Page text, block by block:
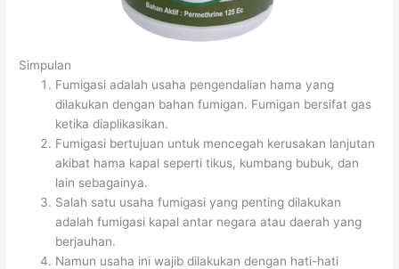
Simpulan
Fumigasi adalah usaha pengendalian hama yang
dilakukan dengan bahan fumigan. Fumigan bersifat gas
ketika diaplikasikan.
Fumigasi bertujuan untuk mencegah kerusakan lanjutan
akibat hama kapal seperti tikus, kumbang bubuk, dan
lain sebagainya.
Salah satu usaha fumigasi yang penting dilakukan
adalah fumigasi kapal antar negara atau daerah yang
berjauhan.
Namun usaha ini wajib dilakukan dengan hati-hati